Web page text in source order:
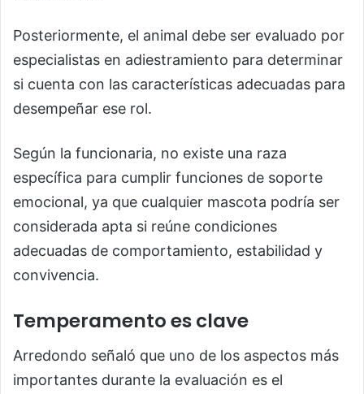
Posteriormente, el animal debe ser evaluado por
especialistas en adiestramiento para determinar
si cuenta con las características adecuadas para
desempeñar ese rol.
Según la funcionaria, no existe una raza
específica para cumplir funciones de soporte
emocional, ya que cualquier mascota podría ser
considerada apta si reúne condiciones
adecuadas de comportamiento, estabilidad y
convivencia.
Temperamento es clave
Arredondo señaló que uno de los aspectos más
importantes durante la evaluación es el